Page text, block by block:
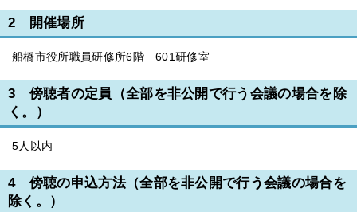
2 開催場所
船橋市役所職員研修所6階 601研修室
3 傍聴者の定員（全部を非公開で行う会議の場合を除
く。）
5人以内
4 傍聴の申込方法（全部を非公開で行う会議の場合を
除く。）